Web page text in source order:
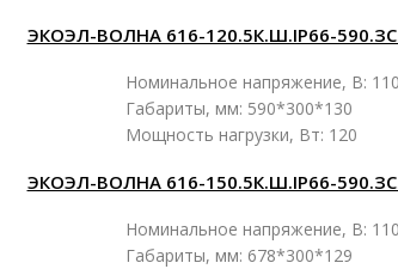
ЭКОЭЛ-ВОЛНА 616-120.5К.Ш.IP66-
Номинальное напряжение, В:
Габариты, мм: 590*300*130
Мощность нагрузки, Вт: 120
ЭКОЭЛ-ВОЛНА 616-150.5К.Ш.IP66-
Номинальное напряжение, В:
Габариты, мм: 678*300*129